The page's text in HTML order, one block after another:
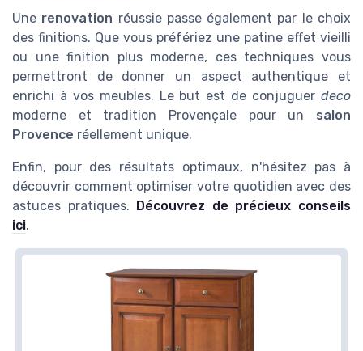
Une renovation réussie passe également par le choix
des finitions. Que vous préfériez une patine effet vieilli
ou une finition plus moderne, ces techniques vous
permettront de donner un aspect authentique et
enrichi à vos meubles. Le but est de conjuguer deco
moderne et tradition Provençale pour un salon
Provence réellement unique.
Enfin, pour des résultats optimaux, n'hésitez pas à
découvrir comment optimiser votre quotidien avec des
astuces pratiques.
Découvrez de précieux conseils
ici.